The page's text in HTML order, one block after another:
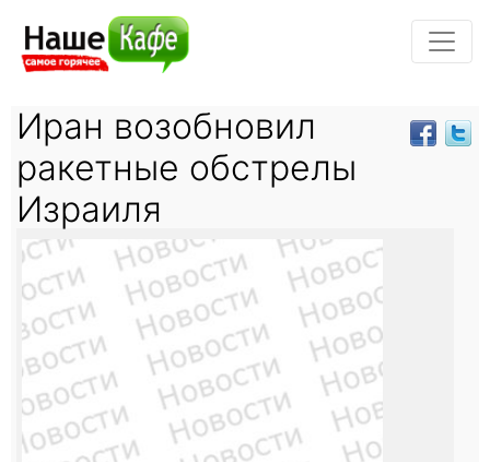
Иран возобновил
ракетные обстрелы
Израиля